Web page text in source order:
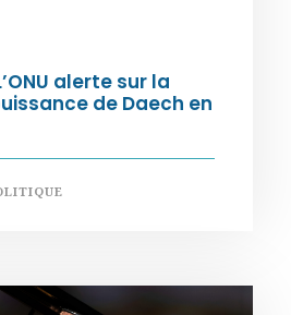
alerte sur la
de Daech en